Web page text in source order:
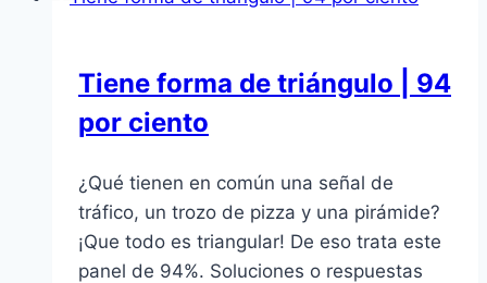
Tiene forma de triángulo | 94
por ciento
¿Qué tienen en común una señal de
tráfico, un trozo de pizza y una pirámide?
¡Que todo es triangular! De eso trata este
panel de 94%. Soluciones o respuestas